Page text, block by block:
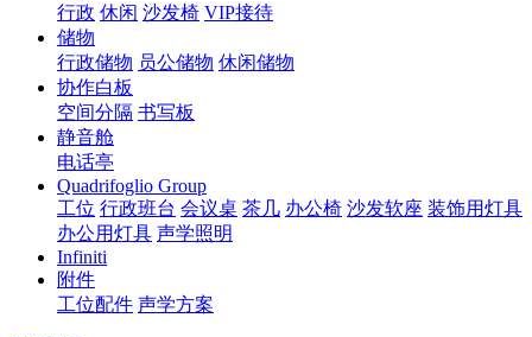
行政 休闲 沙发椅 VIP接待
储物
行政储物 员公储物 休闲储物
协作白板
空间分隔 书写板
静音舱
电话亭
Quadrifoglio Group
工位 行政班台 会议桌 茶几 办公椅 沙发软座 装饰用灯具
办公用灯具 声学照明
Infiniti
附件
工位配件 声学方案